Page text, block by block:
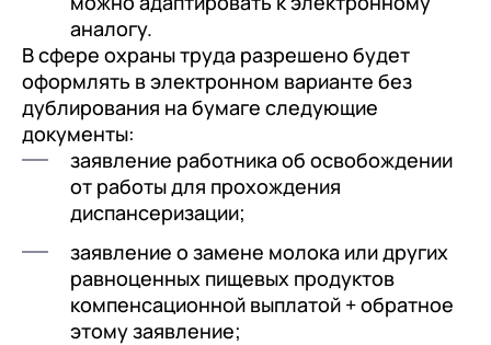
аналогу.
В сфере охраны труда разрешено будет
оформлять в электронном варианте без
дублирования на бумаге следующие
документы:
заявление работника об освобождении
от работы для прохождения
диспансеризации;
заявление о замене молока или других
равноценных пищевых продуктов
компенсационной выплатой + обратное
этому заявление;